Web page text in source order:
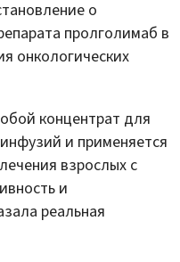
о
пролголимаб в
онкологических
концентрат для
и применяется
взрослых с
и
реальная